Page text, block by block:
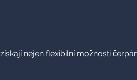
získají nejen flexibilní možnosti